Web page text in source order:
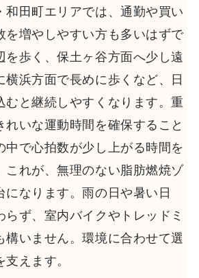
和田町エリアでは、通勤や買い
を増やしやすい方も多いはずで
を歩く、保土ヶ谷方面へ少し遠
横浜方面で長めに歩くなど、日
むと継続しやすくなります。重
れいな運動時間を確保すること
中で心拍数が少し上がる時間を
これが、無理のない脂肪燃焼ゾ
になります。雨の日や暑い日
らず、室内バイクやトレッドミ
構いません。環境に合わせて選
えます。